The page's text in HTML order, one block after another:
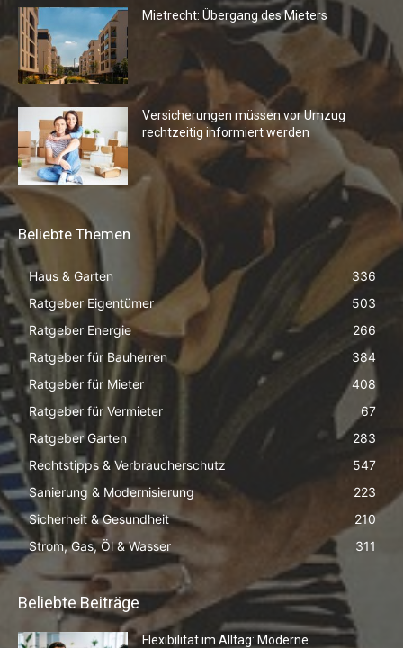
Mietrecht: Übergang des Mieters
Versicherungen müssen vor Umzug
rechtzeitig informiert werden
Beliebte Themen
Haus & Garten
336
Ratgeber Eigentümer
503
Ratgeber Energie
266
Ratgeber für Bauherren
384
Ratgeber für Mieter
408
Ratgeber für Vermieter
67
Ratgeber Garten
283
Rechtstipps & Verbraucherschutz
547
Sanierung & Modernisierung
223
Sicherheit & Gesundheit
210
Strom, Gas, Öl & Wasser
311
Beliebte Beiträge
Flexibilität im Alltag: Moderne